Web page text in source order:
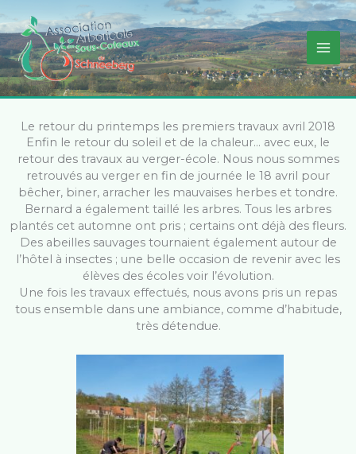
au
contenu
Le retour du printemps les premiers travaux avril 2018
Enfin le retour du soleil et de la chaleur… avec eux, le
retour des travaux au verger-école. Nous nous sommes
retrouvés au verger en fin de journée le 18 avril pour
bêcher, biner, arracher les mauvaises herbes et tondre.
Bernard a également taillé les arbres. Tous les arbres
plantés cet automne ont pris ; certains ont déjà des fleurs.
Des abeilles sauvages tournaient également autour de
l’hôtel à insectes ; une belle occasion de revenir avec les
élèves des écoles voir l’évolution.
Une fois les travaux effectués, nous avons pris un repas
tous ensemble dans une ambiance, comme d’habitude,
très détendue.